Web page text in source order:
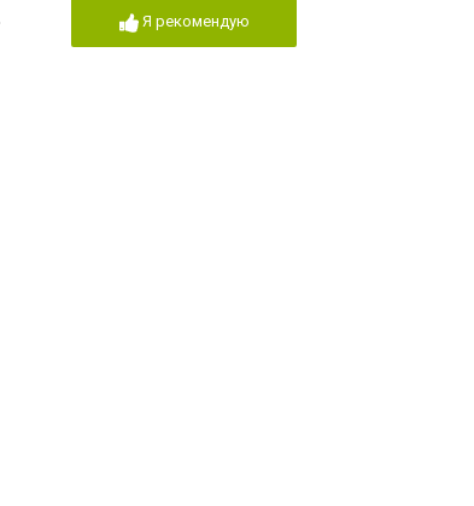
Я рекомендую